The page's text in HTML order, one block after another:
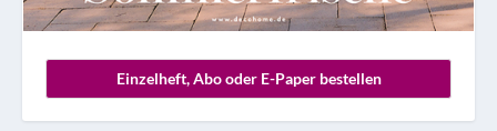
Einzelheft, Abo oder E-Paper bestellen